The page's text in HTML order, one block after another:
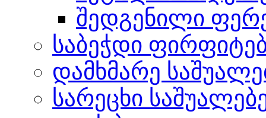
შედგენილი
საბეჭდი
დამხმარე
სარეცხი